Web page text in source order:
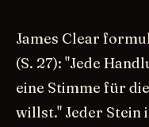
James Clear
(S. 27): "Jede
eine Stimme für
willst." Jeder Stein